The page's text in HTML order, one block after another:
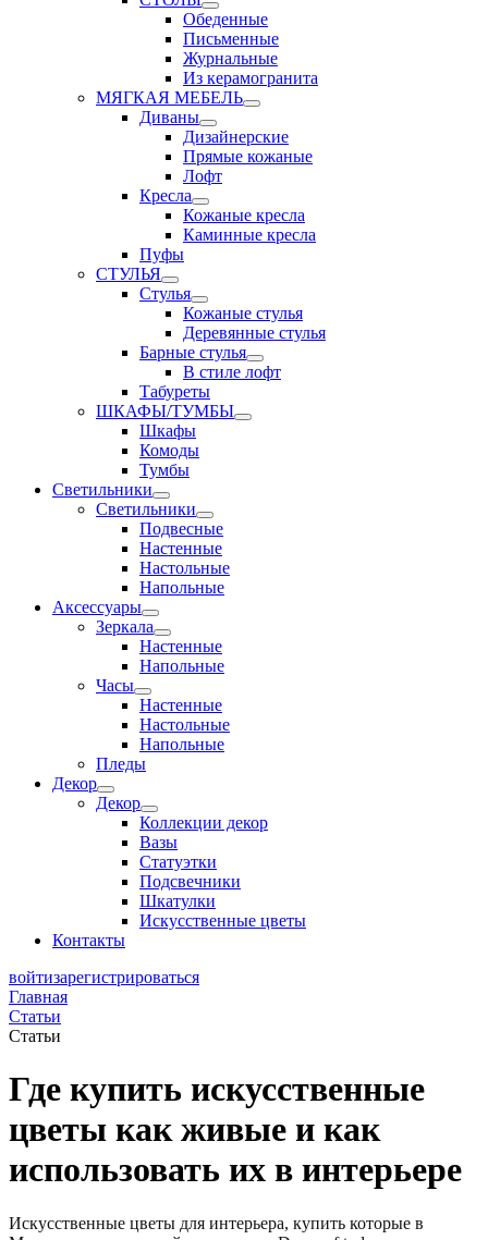
Обеденные
Письменные
Журнальные
Из керамогранита
МЯГКАЯ МЕБЕЛЬ
Диваны
Дизайнерские
Прямые кожаные
Лофт
Кресла
Кожаные кресла
Каминные кресла
Пуфы
СТУЛЬЯ
Стулья
Кожаные стулья
Деревянные стулья
Барные стулья
В стиле лофт
Табуреты
ШКАФЫ/ТУМБЫ
Шкафы
Комоды
Тумбы
Светильники
Светильники
Подвесные
Настенные
Настольные
Напольные
Аксессуары
Зеркала
Настенные
Напольные
Часы
Настенные
Настольные
Напольные
Пледы
Декор
Декор
Коллекции декор
Вазы
Статуэтки
Подсвечники
Шкатулки
Искусственные цветы
Контакты
войтизарегистрироваться
Главная
Статьи
Статьи
Где купить искусственные
цветы как живые и как
использовать их в интерьере
Искусственные цветы для интерьера, купить которые в